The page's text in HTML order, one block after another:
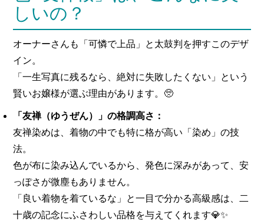
しいの？
オーナーさんも「可憐で上品」と太鼓判を押すこのデザ
イン。
「一生写真に残るなら、絶対に失敗したくない」という
賢いお嬢様が選ぶ理由があります。🥺
「友禅（ゆうぜん）」の格調高さ：
友禅染めは、着物の中でも特に格が高い「染め」の技
法。
色が布に染み込んでいるから、発色に深みがあって、安
っぽさが微塵もありません。
「良い着物を着ているな」と一目で分かる高級感は、二
十歳の記念にふさわしい品格を与えてくれます💎✨